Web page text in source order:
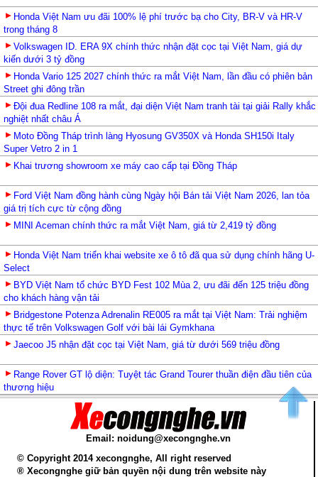
Honda Việt Nam ưu đãi 100% lệ phí trước bạ cho City, BR-V và HR-V
trong tháng 8
Volkswagen ID. ERA 9X chính thức nhận đặt cọc tại Việt Nam, giá dự
kiến dưới 3 tỷ đồng
Honda Vario 125 2027 chính thức ra mắt Việt Nam, lần đầu có phiên bản
Street ghi đông trần
Đội đua Redline 108 ra mắt, đại diện Việt Nam tranh tài tại giải Rally khắc
nghiệt nhất châu Á
Moto Đồng Tháp trình làng Hyosung GV350X và Honda SH150i Italy
Super Vetro 2 in 1
Khai trương showroom xe máy cao cấp tại Đồng Tháp
Ford Việt Nam đồng hành cùng Ngày hội Bán tải Việt Nam 2026, lan tỏa
giá trị tích cực từ cộng đồng
MINI Aceman chính thức ra mắt Việt Nam, giá từ 2,419 tỷ đồng
Honda Việt Nam triển khai website xe ô tô đã qua sử dụng chính hãng U-
Select
BYD Việt Nam tổ chức BYD Fest 102 Mùa 2, ưu đãi đến 125 triệu đồng
cho khách hàng vận tải
Bridgestone Potenza Adrenalin RE005 ra mắt tại Việt Nam: Trải nghiệm
thực tế trên Volkswagen Golf với bài lái Gymkhana
Jaecoo J5 nhận đặt cọc tại Việt Nam, giá từ dưới 569 triệu đồng
Range Rover GT lộ diện: Tuyệt tác Grand Tourer thuần điện đầu tiên của
thương hiệu
Email: noidung@xecongnghe.vn
© Copyright 2014 xecongnghe, All right reserved
® Xecongnghe giữ bản quyền nội dung trên website này